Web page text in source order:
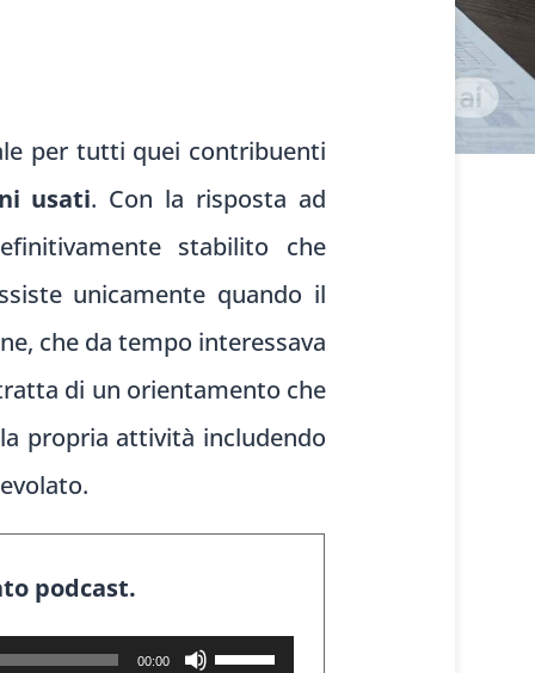
per tutti quei contribuenti
usati. Con la risposta ad
stabilito che
unicamente quando il
che da tempo interessava
di un orientamento che
propria attività includendo
podcast.
00:00
Usa